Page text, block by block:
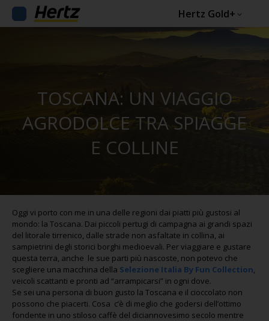
Hertz Gold+
TOSCANA: UN VIAGGIO
AGRODOLCE TRA SPIAGGE
E COLLINE
Oggi vi porto con me in una delle regioni dai piatti più gustosi al
mondo: la Toscana. Dai piccoli pertugi di campagna ai grandi spazi
del litorale tirrenico, dalle strade non asfaltate in collina, ai
sampietrini degli storici borghi medioevali. Per viaggiare e gustare
questa terra, anche le sue parti più nascoste, non potevo che
scegliere una macchina della Selezione Italia By Fun Collection,
veicoli scattanti e pronti ad “arrampicarsi” in ogni dove.
Se sei una persona di buon gusto la Toscana e il cioccolato non
possono che piacerti. Cosa c’è di meglio che godersi dell’ottimo
fondente in uno stiloso caffè del diciannovesimo secolo mentre